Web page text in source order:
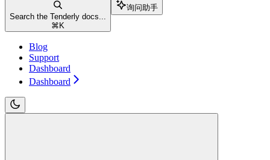
Search the Tenderly docs...
⌘ K
询问助手
Blog
Support
Dashboard
Dashboard